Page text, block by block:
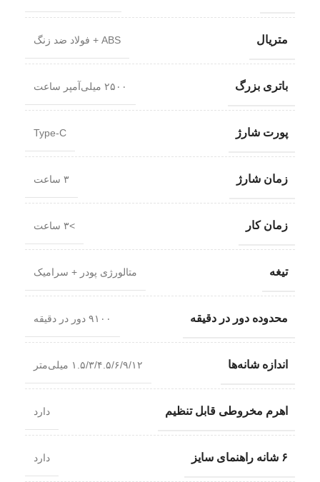
متریال ABS + فولاد ضد زنگ
باتری بزرگ ۲۵۰۰ میلی‌آمپر ساعت
پورت شارژ Type-C
زمان شارژ ۳ ساعت
زمان کار >۳ ساعت
تیغه متالورژی پودر + سرامیک
محدوده دور در دقیقه ۹۱۰۰ دور در دقیقه
اندازه شانه‌ها ۱.۵/۳/۴.۵/۶/۹/۱۲ میلی‌متر
اهرم مخروطی قابل تنظیم دارد
۶ شانه راهنمای سایز دارد